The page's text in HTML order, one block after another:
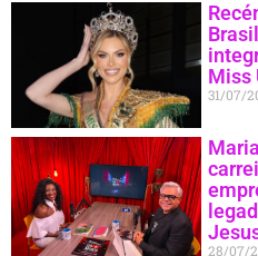
Miss
31/07/
28/07/